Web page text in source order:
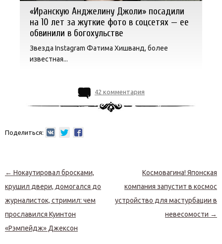
«Иранскую Анджелину Джоли» посадили
на 10 лет за жуткие фото в соцсетях — ее
обвинили в богохульстве
Звезда Instagram Фатима Хишванд, более
известная...
42 комментария
Поделиться:
Навигация по записям
← Нокаутировал бросками,
крушил двери, домогался до
журналисток, стримил: чем
прославился Куинтон
«Рэмпейдж» Джексон
Космовагина! Японская
компания запустит в космос
устройство для мастурбации в
невесомости →